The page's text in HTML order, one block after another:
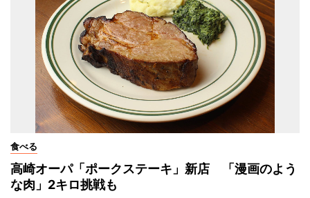
食べる
高崎オーパ「ポークステーキ」新店 「漫画のよう
な肉」2キロ挑戦も